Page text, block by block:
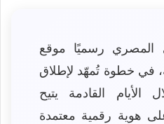
المصري رسميًا موقع
في خطوة تُمهّد لإطلاق
الأيام القادمة يتيح
هوية رقمية معتمدة